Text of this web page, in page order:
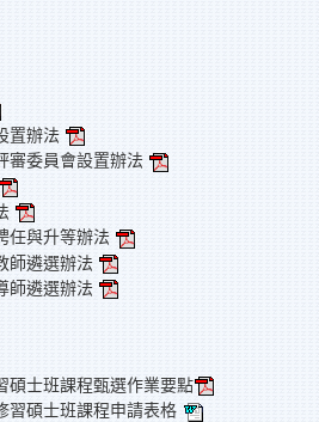
置辦法
審委員會設置辦法
任與升等辦法
師遴選辦法
師遴選辦法
碩士班課程甄選作業要點
習碩士班課程申請表格